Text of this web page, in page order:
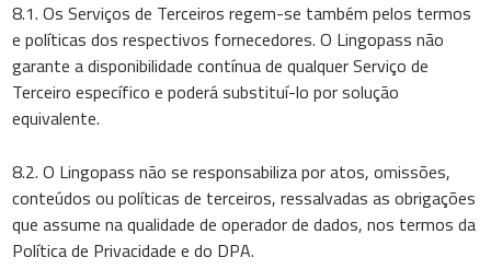
8.1. Os Serviços de Terceiros regem-se também pelos termos
e políticas dos respectivos fornecedores. O Lingopass não
garante a disponibilidade contínua de qualquer Serviço de
Terceiro específico e poderá substituí-lo por solução
equivalente.
8.2. O Lingopass não se responsabiliza por atos, omissões,
conteúdos ou políticas de terceiros, ressalvadas as obrigações
que assume na qualidade de operador de dados, nos termos da
Política de Privacidade e do DPA.